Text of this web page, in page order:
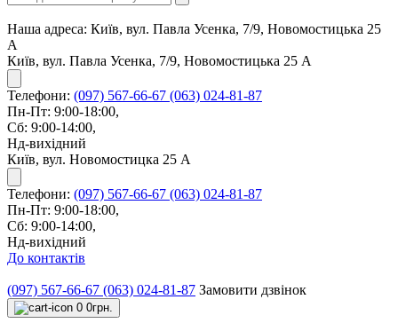
Наша адреса: Київ, вул. Павла Усенка, 7/9, Новомостицька 25
А
Київ, вул. Павла Усенка, 7/9, Новомостицька 25 А
Телефони: (097) 567-66-67 (063) 024-81-87
Пн-Пт: 9:00-18:00,
Сб: 9:00-14:00,
Нд-вихідний
Київ, вул. Новомостицка 25 А
Телефони: (097) 567-66-67 (063) 024-81-87
Пн-Пт: 9:00-18:00,
Сб: 9:00-14:00,
Нд-вихідний
До контактів
(097) 567-66-67 (063) 024-81-87 Замовити дзвінок
0 0грн.